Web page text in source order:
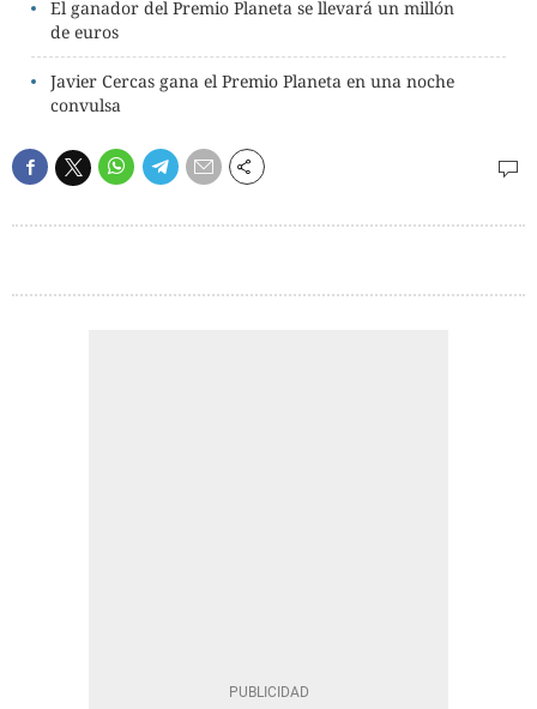
El ganador del Premio Planeta se llevará un millón
de euros
Javier Cercas gana el Premio Planeta en una noche
convulsa